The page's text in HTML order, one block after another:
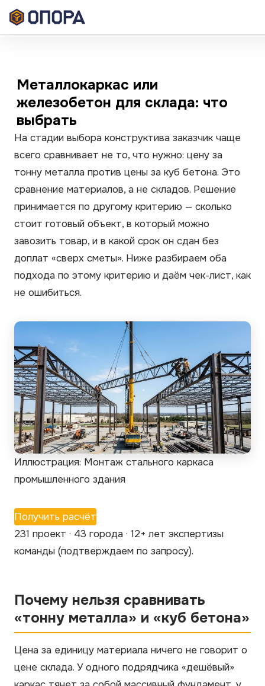
Металлокаркас или
железобетон для склада: что
выбрать
На стадии выбора конструктива заказчик чаще
всего сравнивает не то, что нужно: цену за
тонну металла против цены за куб бетона. Это
сравнение материалов, а не складов. Решение
принимается по другому критерию — сколько
стоит готовый объект, в который можно
завозить товар, и в какой срок он сдан без
доплат «сверх сметы». Ниже разбираем оба
подхода по этому критерию и даём чек-лист, как
не ошибиться.
Иллюстрация: Монтаж стального каркаса
промышленного здания
Получить расчёт
231 проект · 43 города · 12+ лет экспертизы
команды (подтверждаем по запросу).
Почему нельзя сравнивать
«тонну металла» и «куб бетона»
Цена за единицу материала ничего не говорит о
цене склада. У одного подрядчика «дешёвый»